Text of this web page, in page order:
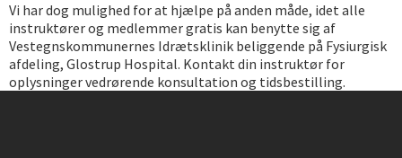
Vi har dog mulighed for at hjælpe på anden måde, idet alle
instruktører og medlemmer gratis kan benytte sig af
Vestegnskommunernes Idrætsklinik beliggende på Fysiurgisk
afdeling, Glostrup Hospital. Kontakt din instruktør for
oplysninger vedrørende konsultation og tidsbestilling.